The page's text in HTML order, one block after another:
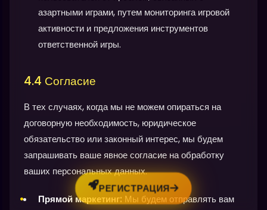
азартными играми, путем мониторинга игровой
активности и предложения инструментов
ответственной игры.
4.4 Согласие
В тех случаях, когда мы не можем опираться на
договорную необходимость, юридическое
обязательство или законный интерес, мы будем
запрашивать ваше явное согласие на обработку
ваших персональных данных.
Прямой маркетинг: Мы будем отправлять вам
РЕГИСТРАЦИЯ